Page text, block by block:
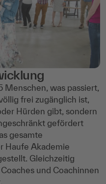
Menschen, was passiert,
frei zugänglich ist,
Hürden gibt, sondern
gefördert
gesamte
Haufe Akademie
Gleichzeitig
und Coachinnen